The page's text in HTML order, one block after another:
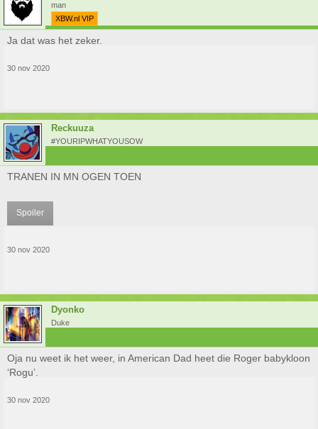
man
XBW.nl VIP
Ja dat was het zeker.
30 nov 2020
Reckuuza
#YOURIPWHATYOUSOW
TRANEN IN MN OGEN TOEN
Spoiler
30 nov 2020
Dyonko
Duke
Oja nu weet ik het weer, in American Dad heet die Roger babykloon
‘Rogu’.
30 nov 2020